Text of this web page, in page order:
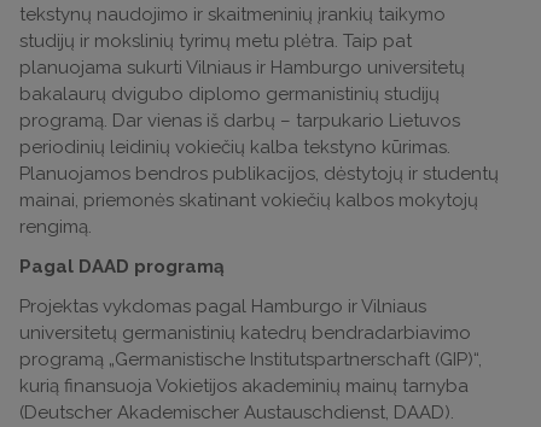
tekstynų naudojimo ir skaitmeninių įrankių taikymo
studijų ir mokslinių tyrimų metu plėtra. Taip pat
planuojama sukurti Vilniaus ir Hamburgo universitetų
bakalaurų dvigubo diplomo germanistinių studijų
programą. Dar vienas iš darbų – tarpukario Lietuvos
periodinių leidinių vokiečių kalba tekstyno kūrimas.
Planuojamos bendros publikacijos, dėstytojų ir studentų
mainai, priemonės skatinant vokiečių kalbos mokytojų
rengimą.
Pagal DAAD programą
Projektas vykdomas pagal Hamburgo ir Vilniaus
universitetų germanistinių katedrų bendradarbiavimo
programą „Germanistische Institutspartnerschaft (GIP)“,
kurią finansuoja Vokietijos akademinių mainų tarnyba
(Deutscher Akademischer Austauschdienst, DAAD).